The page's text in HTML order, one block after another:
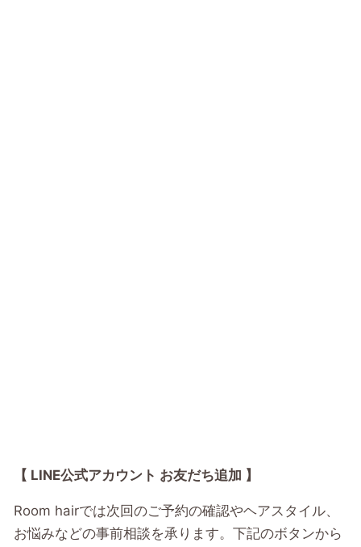
【 LINE公式アカウント お友だち追加 】
Room hairでは次回のご予約の確認やヘアスタイル、
お悩みなどの事前相談を承ります。下記のボタンから